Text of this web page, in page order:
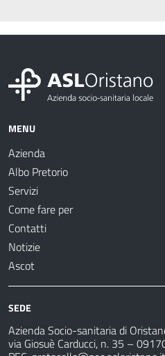
MENU
Azienda
Albo Pretorio
Servizi
Come fare per
Contatti
Notizie
Ascot
SEDE
Azienda Socio-sanitaria di
via Giosuè Carducci, n. 35 –